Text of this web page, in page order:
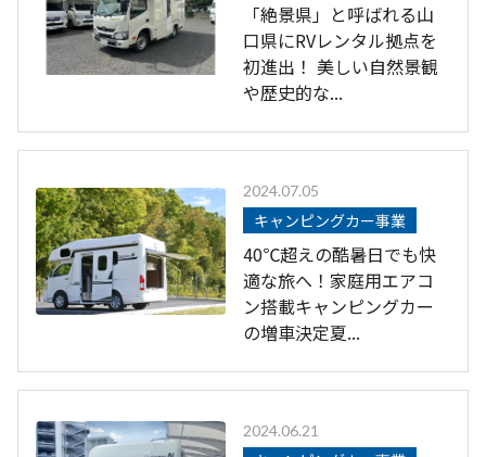
「絶景県」と呼ばれる山
口県にRVレンタル拠点を
初進出！ 美しい自然景観
や歴史的な...
2024.07.05
キャンピングカー事業
40℃超えの酷暑日でも快
適な旅へ！家庭用エアコ
ン搭載キャンピングカー
の増車決定夏...
2024.06.21